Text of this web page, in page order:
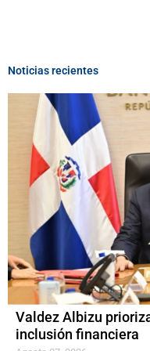
Noticias recientes
Valdez Albizu
inclusión financiera